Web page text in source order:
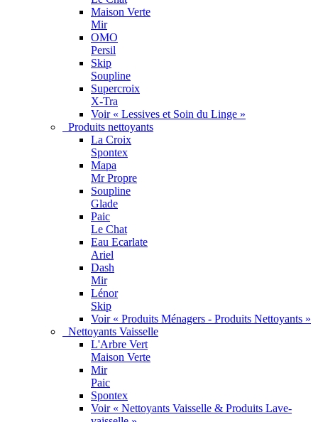
Maison Verte
Mir
OMO
Persil
Skip
Soupline
Supercroix
X-Tra
Voir « Lessives et Soin du Linge »
Produits nettoyants
La Croix
Spontex
Mapa
Mr Propre
Soupline
Glade
Paic
Le Chat
Eau Ecarlate
Ariel
Dash
Mir
Lénor
Skip
Voir « Produits Ménagers - Produits Nettoyants »
Nettoyants Vaisselle
L'Arbre Vert
Maison Verte
Mir
Paic
Spontex
Voir « Nettoyants Vaisselle & Produits Lave-